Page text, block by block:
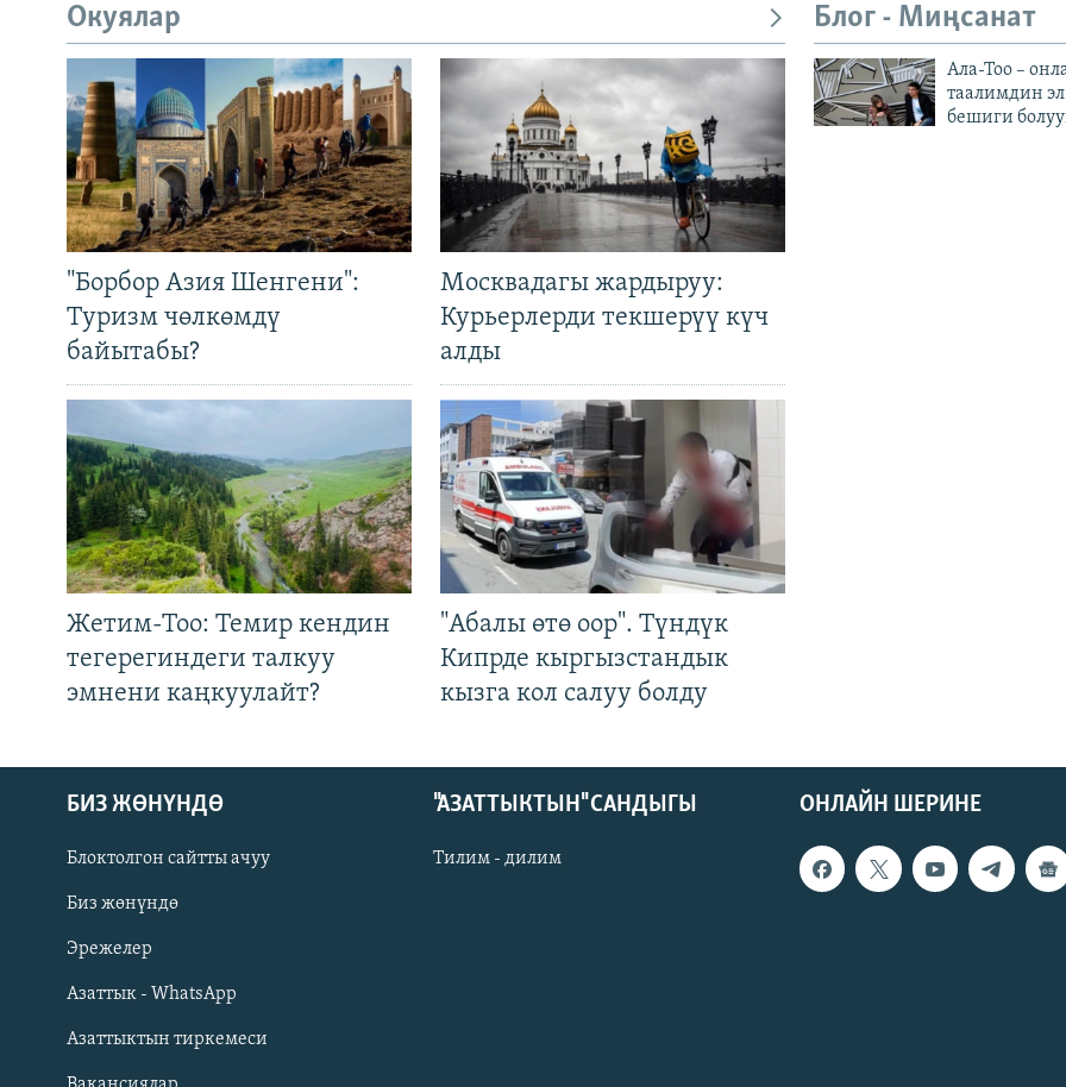
Русский
ОНЛАЙН ШЕРИНЕ
Окуялар
"Борбор Азия Шенгени":
Туризм чөлкөмдү
байытабы?
Москвадагы жардыруу:
Курьерлерди текшерүү күч
алды
Жетим-Тоо: Темир кендин
тегерегиндеги талкуу
эмнени каңкуулайт?
"Абалы өтө оор". Түндүк
Кипрде кыргызстандык
кызга кол салуу болду
Блог - Миңсанат
Ала-Тоо –
таалимдин
бешиги
ОНЛАЙН ШЕРИНЕ
БИЗ ЖӨНҮНДӨ
Блоктолгон сайтты ачуу
Биз жөнүндө
Эрежелер
Азаттык - WhatsApp
Азаттыктын тиркемеси
"АЗАТТЫКТЫН" САНДЫГЫ
Тилим - дилим